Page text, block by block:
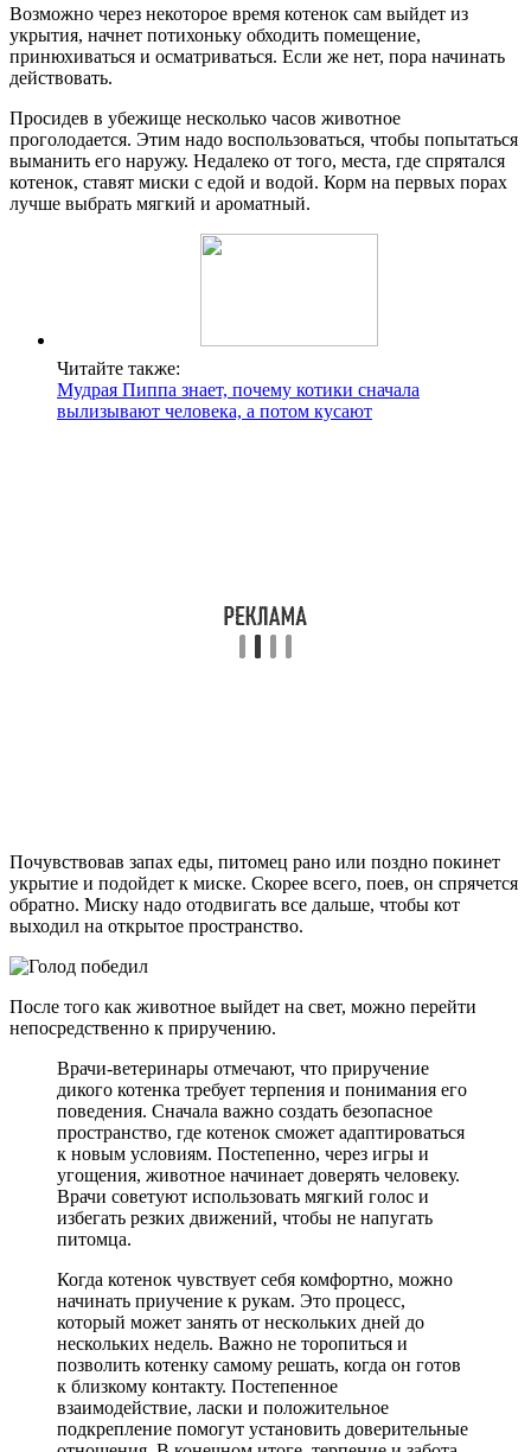
Возможно через некоторое время котенок сам выйдет из
укрытия, начнет потихоньку обходить помещение,
принюхиваться и осматриваться. Если же нет, пора начинать
действовать.
Просидев в убежище несколько часов животное
проголодается. Этим надо воспользоваться, чтобы попытаться
выманить его наружу. Недалеко от того, места, где спрятался
котенок, ставят миски с едой и водой. Корм на первых порах
лучше выбрать мягкий и ароматный.
Читайте также:
Мудрая Пиппа знает, почему котики сначала
вылизывают человека, а потом кусают
Почувствовав запах еды, питомец рано или поздно покинет
укрытие и подойдет к миске. Скорее всего, поев, он спрячется
обратно. Миску надо отодвигать все дальше, чтобы кот
выходил на открытое пространство.
После того как животное выйдет на свет, можно перейти
непосредственно к приручению.
Врачи-ветеринары отмечают, что приручение
дикого котенка требует терпения и понимания его
поведения. Сначала важно создать безопасное
пространство, где котенок сможет адаптироваться
к новым условиям. Постепенно, через игры и
угощения, животное начинает доверять человеку.
Врачи советуют использовать мягкий голос и
избегать резких движений, чтобы не напугать
питомца.
Когда котенок чувствует себя комфортно, можно
начинать приучение к рукам. Это процесс,
который может занять от нескольких дней до
нескольких недель. Важно не торопиться и
позволить котенку самому решать, когда он готов
к близкому контакту. Постепенное
взаимодействие, ласки и положительное
подкрепление помогут установить доверительные